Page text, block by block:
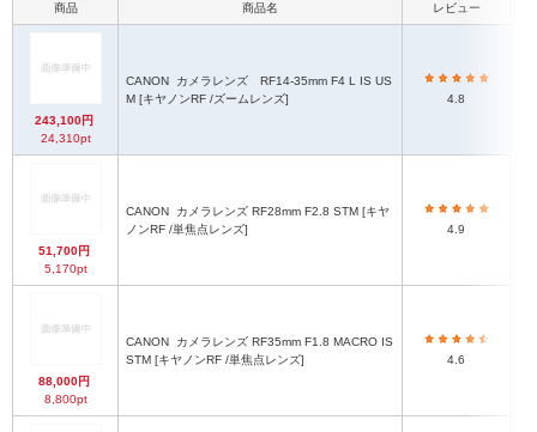
商品 商品名 レビュー
243,100円
24,310pt
CANON
M [キヤノンRF /ズームレンズ]
4.8
51,700円
5,170pt
CANON
ノンRF /単焦点レンズ]
4.9
88,000円
8,800pt
CANON
STM [キヤノンRF /単焦点レンズ]
4.6